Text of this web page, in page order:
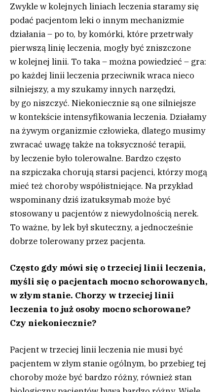
Zwykle w kolejnych liniach leczenia staramy się
podać pacjentom leki o innym mechanizmie
działania – po to, by komórki, które przetrwały
pierwszą linię leczenia, mogły być zniszczone
w kolejnej linii. To taka – można powiedzieć – gra:
po każdej linii leczenia przeciwnik wraca nieco
silniejszy, a my szukamy innych narzędzi,
by go niszczyć. Niekoniecznie są one silniejsze
w kontekście intensyfikowania leczenia. Działamy
na żywym organizmie człowieka, dlatego musimy
zwracać uwagę także na toksyczność terapii,
by leczenie było tolerowalne. Bardzo często
na szpiczaka chorują starsi pacjenci, którzy mogą
mieć też choroby współistniejące. Na przykład
wspominany dziś izatuksymab może być
stosowany u pacjentów z niewydolnością nerek.
To ważne, by lek był skuteczny, a jednocześnie
dobrze tolerowany przez pacjenta.
Często gdy mówi się o trzeciej linii leczenia,
myśli się o pacjentach mocno schorowanych,
w złym stanie. Chorzy w trzeciej linii
leczenia to już osoby mocno schorowane?
Czy niekoniecznie?
Pacjent w trzeciej linii leczenia nie musi być
pacjentem w złym stanie ogólnym, bo przebieg tej
choroby może być bardzo różny, również stan